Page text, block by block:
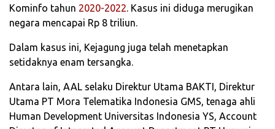
Kominfo tahun 2020-2022. Kasus ini diduga merugikan
negara mencapai Rp 8 triliun.
Dalam kasus ini, Kejagung juga telah menetapkan
setidaknya enam tersangka.
Antara lain, AAL selaku Direktur Utama BAKTI, Direktur
Utama PT Mora Telematika Indonesia GMS, tenaga ahli
Human Development Universitas Indonesia YS, Account